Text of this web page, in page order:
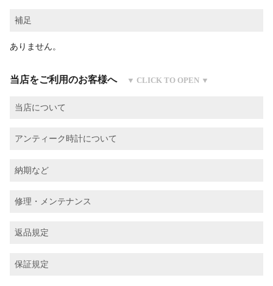
補足
ありません。
当店をご利用のお客様へ
当店について
アンティーク時計について
納期など
修理・メンテナンス
返品規定
保証規定